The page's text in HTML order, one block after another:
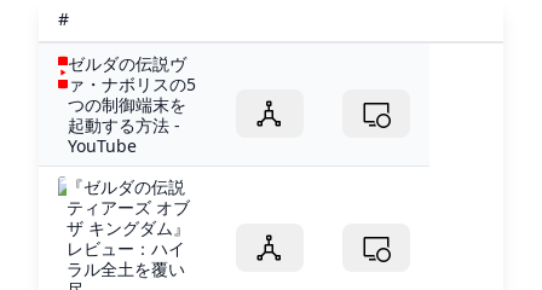
#
ゼルダの伝説ヴ
ァ・ナボリスの5
つの制御端末を
起動する方法 -
YouTube
『ゼルダの伝説
ティアーズ オブ
ザ キングダム』
レビュー：ハイ
ラル全土を覆い